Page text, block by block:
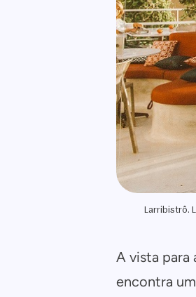
Larribistrô.
A vista para
encontra